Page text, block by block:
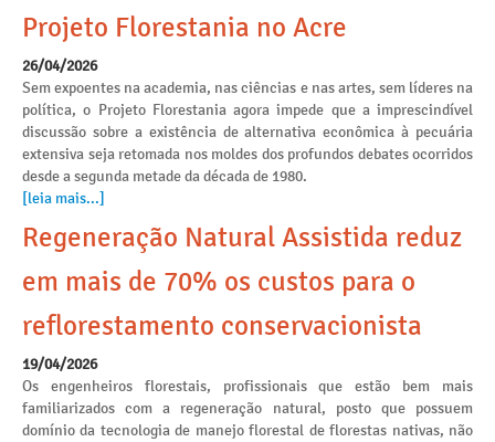
Projeto Florestania no Acre
26/04/2026
Sem expoentes na academia, nas ciências e nas artes, sem líderes na
política, o Projeto Florestania agora impede que a imprescindível
discussão sobre a existência de alternativa econômica à pecuária
extensiva seja retomada nos moldes dos profundos debates ocorridos
desde a segunda metade da década de 1980.
[leia mais...]
Regeneração Natural Assistida reduz
em mais de 70% os custos para o
reflorestamento conservacionista
19/04/2026
Os engenheiros florestais, profissionais que estão bem mais
familiarizados com a regeneração natural, posto que possuem
domínio da tecnologia de manejo florestal de florestas nativas, não